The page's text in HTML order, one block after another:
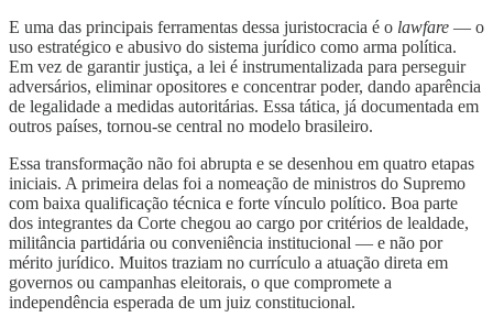
E uma das principais ferramentas dessa juristocracia é o lawfare — o
uso estratégico e abusivo do sistema jurídico como arma política.
Em vez de garantir justiça, a lei é instrumentalizada para perseguir
adversários, eliminar opositores e concentrar poder, dando aparência
de legalidade a medidas autoritárias. Essa tática, já documentada em
outros países, tornou-se central no modelo brasileiro.
Essa transformação não foi abrupta e se desenhou em quatro etapas
iniciais. A primeira delas foi a nomeação de ministros do Supremo
com baixa qualificação técnica e forte vínculo político. Boa parte
dos integrantes da Corte chegou ao cargo por critérios de lealdade,
militância partidária ou conveniência institucional — e não por
mérito jurídico. Muitos traziam no currículo a atuação direta em
governos ou campanhas eleitorais, o que compromete a
independência esperada de um juiz constitucional.